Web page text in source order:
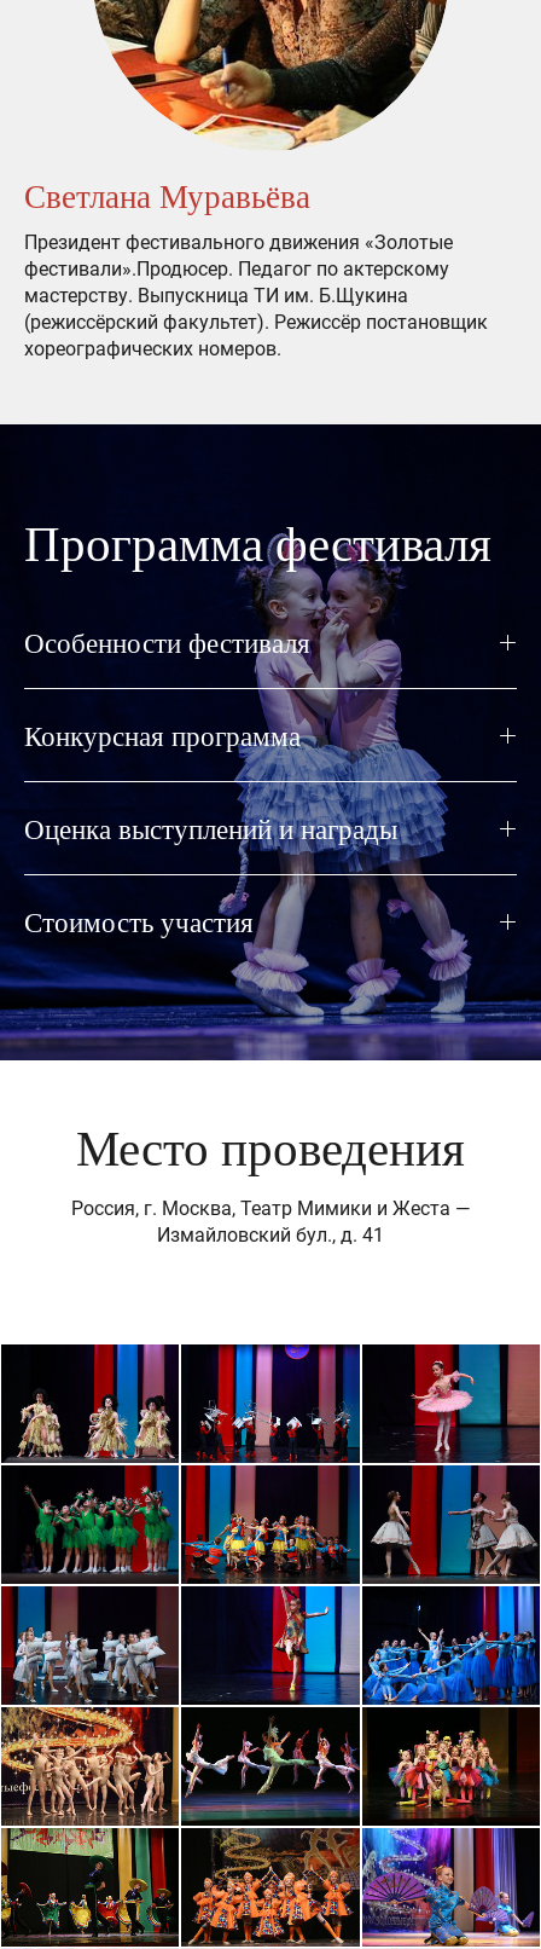
Светлана Муравьёва
Президент фестивального движения «Золотые
фестивали».Продюсер. Педагог по актерскому
мастерству. Выпускница ТИ им. Б.Щукина
(режиссёрский факультет). Режиссёр постановщик
хореографических номеров.
Программа фестиваля
Особенности фестиваля
Конкурсная программа
Оценка выступлений и награды
Стоимость участия
Место проведения
Россия, г. Москва, Театр Мимики и Жеста —
Измайловский бул., д. 41